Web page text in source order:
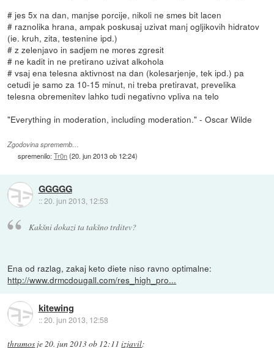
# jes 5x na dan, manjse porcije, nikoli ne smes bit lacen
# raznolika hrana, ampak poskusaj uzivat manj ogljikovih hidratov
(ie. kruh, zita, testenine ipd.)
# z zelenjavo in sadjem ne mores zgresit
# ne kadit in ne pretirano uzivat alkohola
# vsaj ena telesna aktivnost na dan (kolesarjenje, tek ipd.) pa
cetudi je samo za 10-15 minut, ni treba pretiravat, prevelika
telesna obremenitev lahko tudi negativno vpliva na telo
"Everything in moderation, including moderation." - Oscar Wilde
Zgodovina sprememb…
spremenilo:Tr0n(20. jun 2013 ob 12:24)
GGGGG
::20. jun 2013, 12:53
Kakšni dokazi ta takšno trditev?
Ena od razlag, zakaj keto diete niso ravno optimalne:
http://www.drmcdougall.com/res_high_pro...
kitewing
::20. jun 2013, 12:58
thramos je20. jun 2013 ob 12:11 izjavil: